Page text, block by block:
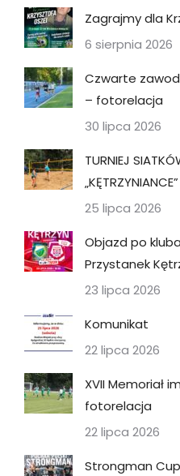
Zagrajmy dla
6 sierpnia 2026
Czwarte
– fotorelacja
30 lipca 2026
TURNIEJ
25 lipca 2026
Objazd po
Przystanek
23 lipca 2026
Komunikat
22 lipca 2026
XVII Memoriał
fotorelacja
22 lipca 2026
Strongman